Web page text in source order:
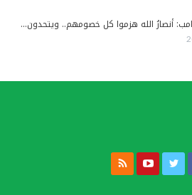
أنصارُ الله هزموا كل خصومهم.. ويتحدون…